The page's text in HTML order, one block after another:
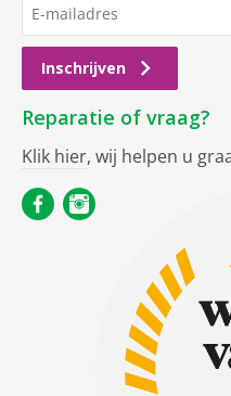
Inschrijven
Reparatie of vraag?
Klik hier, wij helpen u